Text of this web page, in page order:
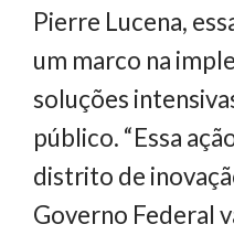
Pierre Lucena,
um marco na
soluções
público. “Essa
distrito de
Governo Federal